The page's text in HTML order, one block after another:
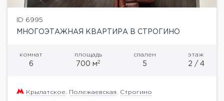
ID 6995
МНОГОЭТАЖНАЯ КВАРТИРА В СТРОГИНО
комнат
6
площадь
700 м2
спален
5
этаж
2 / 4
Крылатское Полежаевская Строгино